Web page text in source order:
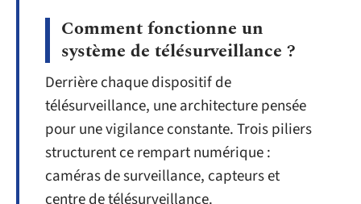
Comment fonctionne un
système de télésurveillance ?
Derrière chaque dispositif de
télésurveillance, une architecture pensée
pour une vigilance constante. Trois piliers
structurent ce rempart numérique :
caméras de surveillance, capteurs et
centre de télésurveillance.